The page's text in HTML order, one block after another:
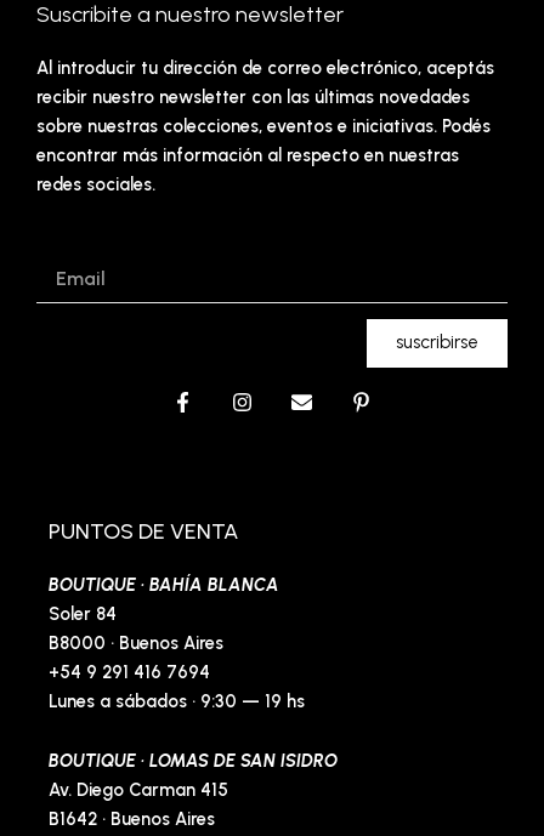
Suscribite a nuestro newsletter
Al introducir tu dirección de correo electrónico, aceptás
recibir nuestro newsletter con las últimas novedades
sobre nuestras colecciones, eventos e iniciativas. Podés
encontrar más información al respecto en nuestras
redes sociales.
suscribirse
F
a
o
k
f
I
E
P
PUNTOS DE VENTA
BOUTIQUE · BAHÍA BLANCA
Soler 84
B8000 · Buenos Aires
+54 9 291 416 7694
Lunes a sábados · 9:30 — 19 hs
BOUTIQUE · LOMAS DE SAN ISIDRO
Av. Diego Carman 415
B1642 · Buenos Aires